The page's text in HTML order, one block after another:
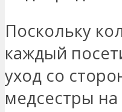
Поскольку
каждый
уход со
медсестры